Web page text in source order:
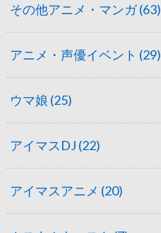
その他アニメ・マンガ(63)
アニメ・声優イベント (29)
ウマ娘 (25)
アイマスDJ (22)
アイマスアニメ (20)